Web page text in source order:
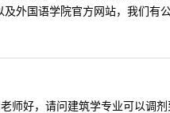
外国语学院官方网站，我们有
好，请问建筑学专业可以调